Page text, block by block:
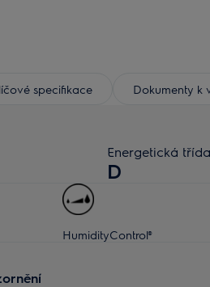
specifikace Dokumenty k
Energetická třída
D
HumidityControl®